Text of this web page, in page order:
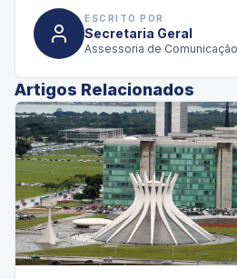
ESCRITO POR
Secretaria Geral
Assessoria de
Artigos Relacionados